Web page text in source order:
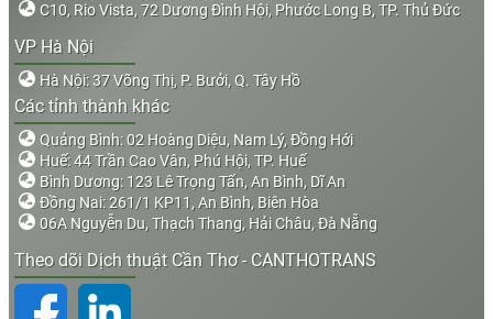
C10, Rio Vista, 72 Dương Đình Hội, Phước Long B, TP. Thủ Đức
VP Hà Nội
Hà Nội: 37 Võng Thị, P. Bưởi, Q. Tây Hồ
Các tỉnh thành khác
Quảng Bình: 02 Hoàng Diệu, Nam Lý, Đồng Hới
Huế: 44 Trần Cao Vân, Phú Hội, TP. Huế
Bình Dương: 123 Lê Trọng Tấn, An Bình, Dĩ An
Đồng Nai: 261/1 KP11, An Bình, Biên Hòa
06A Nguyễn Du, Thạch Thang, Hải Châu, Đà Nẵng
Theo dõi Dịch thuật Cần Thơ - CANTHOTRANS